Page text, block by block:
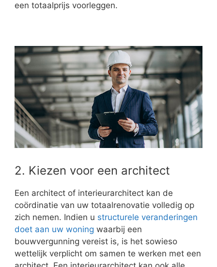
een totaalprijs voorleggen.
2. Kiezen voor een architect
Een architect of interieurarchitect kan de
coördinatie van uw totaalrenovatie volledig op
zich nemen. Indien u structurele veranderingen
doet aan uw woning waarbij een
bouwvergunning vereist is, is het sowieso
wettelijk verplicht om samen te werken met een